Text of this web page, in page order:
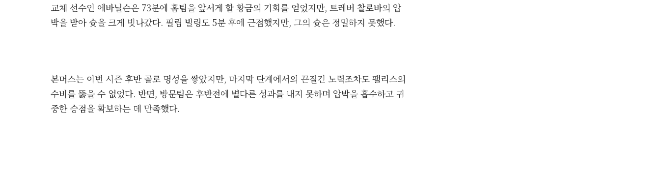
교체 선수인 에바닐슨은 73분에 홈팀을 앞서게 할 황금의 기회를 얻었지만, 트레버 찰로바의 압
박을 받아 슛을 크게 빗나갔다. 필립 빌링도 5분 후에 근접했지만, 그의 슛은 정밀하지 못했다.
본머스는 이번 시즌 후반 골로 명성을 쌓았지만, 마지막 단계에서의 끈질긴 노력조차도 팰리스의
수비를 뚫을 수 없었다. 반면, 방문팀은 후반전에 별다른 성과를 내지 못하며 압박을 흡수하고 귀
중한 승점을 확보하는 데 만족했다.